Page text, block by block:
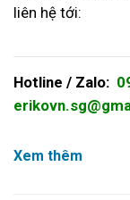
liên hệ tới:
Hotline / Zalo:
Xem thêm